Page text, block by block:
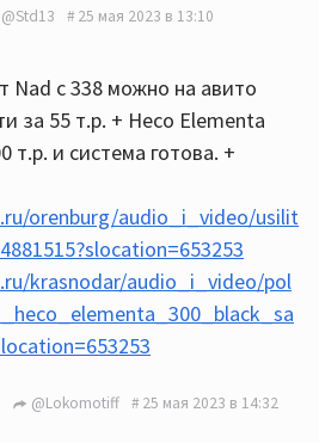
@Std13 25 мая 2023 в 13:10
Nad c 338 можно на авито
за 55 т.р. + Heco Elementa
т.р. и система готова. +
orenburg/audio_i_video/usilit
krasnodar/audio_i_video/pol
@Lokomotiff 25 мая 2023 в 14:32